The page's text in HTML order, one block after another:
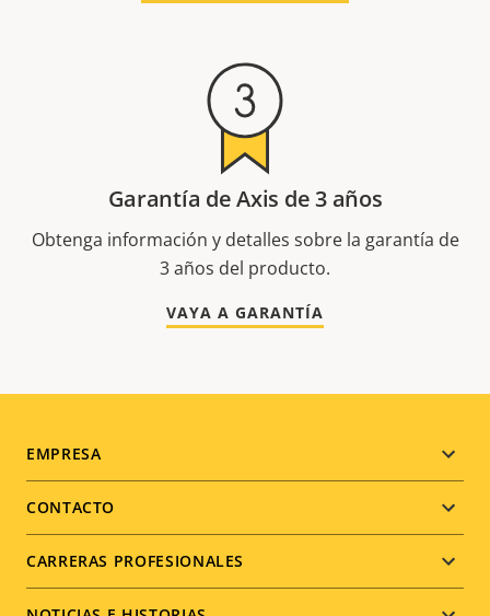
Garantía de Axis de 3 años
Obtenga información y detalles sobre la garantía de
3 años del producto.
VAYA A GARANTÍA
Footer
menu
EMPRESA
CONTACTO
CARRERAS PROFESIONALES